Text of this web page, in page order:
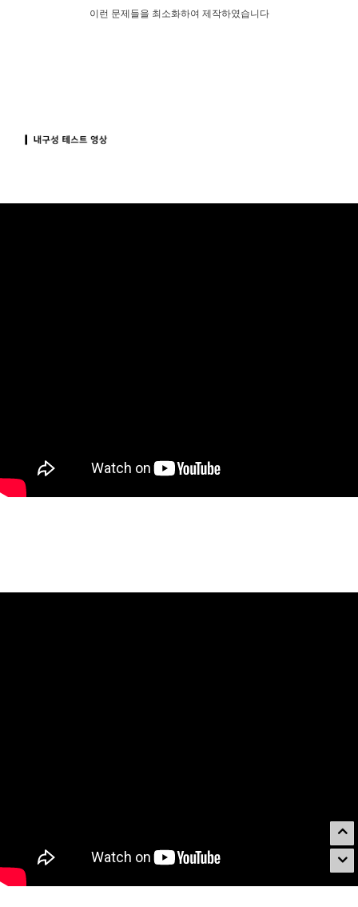
이런 문제들을 최소화하여 제작하였습니다